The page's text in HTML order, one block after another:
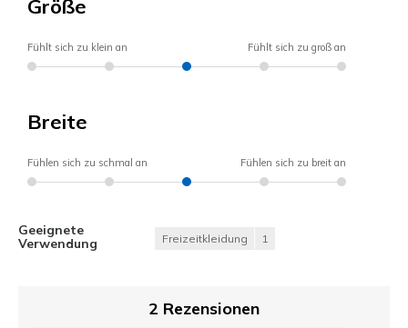
Größe
Fühlt sich zu klein an Fühlt sich zu groß an
Breite
Fühlen sich zu schmal an Fühlen sich zu breit an
Geeignete
Verwendung
Freizeitkleidung 1
2 Rezensionen